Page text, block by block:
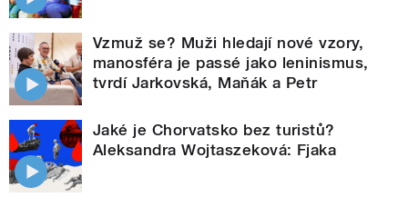
Vzmuž se? Muži hledají nové vzory,
manosféra je passé jako leninismus,
tvrdí Jarkovská, Maňák a Petr
Jaké je Chorvatsko bez turistů?
Aleksandra Wojtaszeková: Fjaka